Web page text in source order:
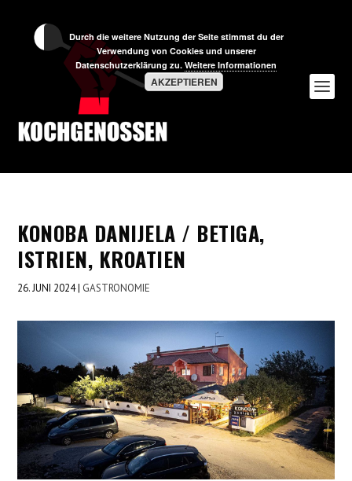
KONOBA DANIJELA / BETIGA,
ISTRIEN, KROATIEN
26. JUNI 2024| GASTRONOMIE
Durch die weitere Nutzung der Seite stimmst du der
Verwendung von Cookies und unserer
Datenschutzerklärung zu. Weitere Informationen
AKZEPTIEREN